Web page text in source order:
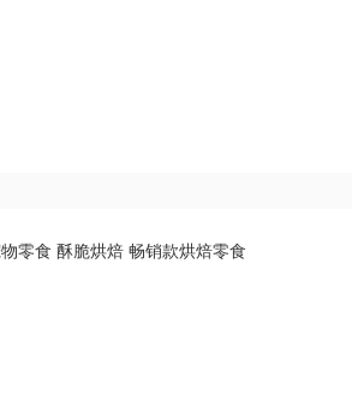
零食 酥脆烘焙 畅销款烘焙零食